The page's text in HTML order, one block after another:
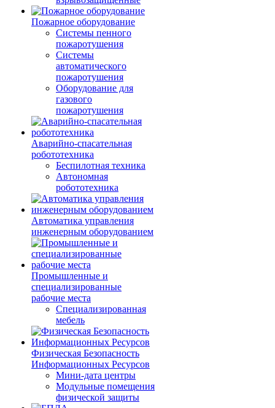
Пожарное оборудование
Системы пенного
пожаротушения
Системы
автоматического
пожаротушения
Оборудование для
газового
пожаротушения
Аварийно-спасательная
робототехника
Беспилотная техника
Автономная
робототехника
Автоматика управления
инженерным оборудованием
Промышленные и
специализированные
рабочие места
Специализированная
мебель
Физическая Безопасность
Информационных Ресурсов
Мини-дата центры
Модульные помещения
физической защиты